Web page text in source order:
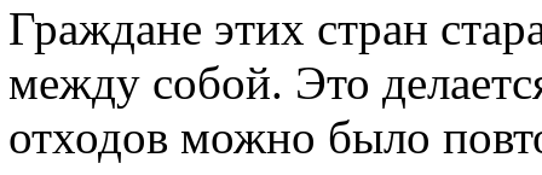
Граждане этих стран
между собой. Это
отходов можно было